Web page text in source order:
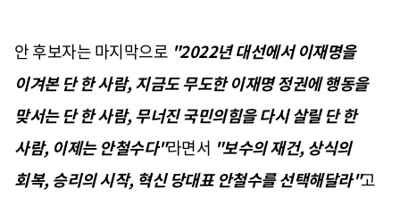
안 후보자는 마지막으로 "2022년 대선에서 이재명을
이겨본 단 한 사람, 지금도 무도한 이재명 정권에 행동을
맞서는 단 한 사람, 무너진 국민의힘을 다시 살릴 단 한
사람, 이제는 안철수다"라면서 "보수의 재건, 상식의
회복, 승리의 시작, 혁신 당대표 안철수를 선택해달라"고